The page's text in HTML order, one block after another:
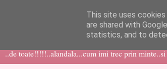
like ?...or not!
..de toate!!!!!..alandala...cum imi trec prin
This site uses
are shared with
statistics, and to